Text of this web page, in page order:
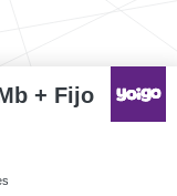
+ Fijo